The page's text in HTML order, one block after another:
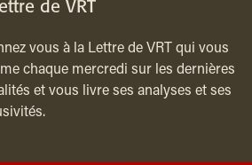
de VRT
vous à la Lettre de VRT qui vous
chaque mercredi sur les dernières
et vous livre ses analyses et ses